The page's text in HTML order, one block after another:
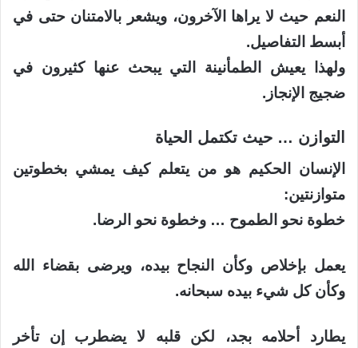
النعم حيث لا يراها الآخرون، ويشعر بالامتنان حتى في
أبسط التفاصيل.
ولهذا يعيش الطمأنينة التي يبحث عنها كثيرون في
ضجيج الإنجاز.
التوازن … حيث تكتمل الحياة
الإنسان الحكيم هو من يتعلم كيف يمشي بخطوتين
متوازنتين:
خطوة نحو الطموح … وخطوة نحو الرضا.
يعمل بإخلاص وكأن النجاح بيده، ويرضى بقضاء الله
وكأن كل شيء بيده سبحانه.
يطارد أحلامه بجد، لكن قلبه لا يضطرب إن تأخر